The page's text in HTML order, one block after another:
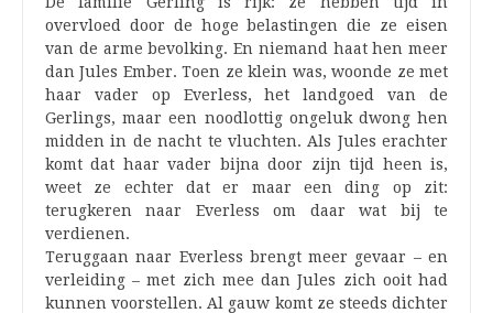
overvloed door de hoge belastingen die ze eisen
van de arme bevolking. En niemand haat hen meer
dan Jules Ember. Toen ze klein was, woonde ze met
haar vader op Everless, het landgoed van de
Gerlings, maar een noodlottig ongeluk dwong hen
midden in de nacht te vluchten. Als Jules erachter
komt dat haar vader bijna door zijn tijd heen is,
weet ze echter dat er maar een ding op zit:
terugkeren naar Everless om daar wat bij te
verdienen.
Teruggaan naar Everless brengt meer gevaar – en
verleiding – met zich mee dan Jules zich ooit had
kunnen voorstellen. Al gauw komt ze steeds dichter